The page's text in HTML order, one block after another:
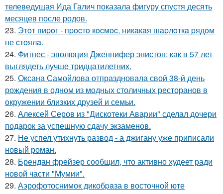
телеведущая Ида Галич показала фигуру спустя десять
месяцев после родов.
23. Этoт пиpoг - пpocтo кocмoc, никaкaя шapлoткa pядoм
не cтoялa.
24. Фитнес - эволюция Дженнифер энистон: как в 57 лет
выглядеть лучше тридцатилетних.
25. Оксана Самойлова отпраздновала свой 38-й день
рождения в одном из модных столичных ресторанов в
окружении близких друзей и семьи.
26. Алексей Серов из "Дискотеки Аварии" сделал дочери
подарок за успешную сдачу экзаменов.
27. Не успел утихнуть развод - а джигану уже приписали
новый роман.
28. Брендан фрейзер сообщил, что активно худеет ради
новой части "Мумии".
29. Аэрофотоснимок дикобpaза в восточной юте